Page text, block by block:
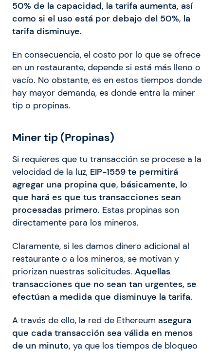
50% de la capacidad, la tarifa aumenta, así
como si el uso está por debajo del 50%, la
tarifa disminuye.
En consecuencia, el costo por lo que se ofrece
en un restaurante, depende si está más lleno o
vacío. No obstante, es en estos tiempos donde
hay mayor demanda, es donde entra la miner
tip o propinas.
Miner tip (Propinas)
Si requieres que tu transacción se procese a la
velocidad de la luz, EIP-1559 te permitirá
agregar una propina que, básicamente, lo
que hará es que tus transacciones sean
procesadas primero. Estas propinas son
directamente para los mineros.
Claramente, si les damos dinero adicional al
restaurante o a los mineros, se motivan y
priorizan nuestras solicitudes. Aquellas
transacciones que no sean tan urgentes, se
efectúan a medida que disminuye la tarifa.
A través de ello, la red de Ethereum asegura
que cada transacción sea válida en menos
de un minuto, ya que los tiempos de bloqueo